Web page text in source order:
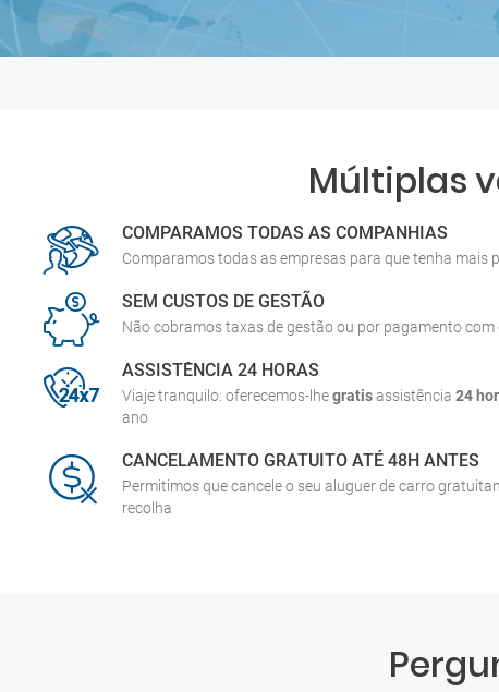
Múltiplas
COMPARAMOS TODAS AS COMPANHIAS
Comparamos todas as empresas para que tenha mais
SEM CUSTOS DE GESTÃO
Não cobramos taxas de gestão ou por pagamento
ASSISTÊNCIA 24 HORAS
Viaje tranquilo: oferecemos-lhegratisassistência 24
ano
CANCELAMENTO GRATUITO ATÉ 48H ANTES
Permitimos que cancele o seu aluguer de carro
recolha